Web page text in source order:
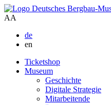
AA
de
en
Ticketshop
Museum
Geschichte
Digitale Strategie
Mitarbeitende